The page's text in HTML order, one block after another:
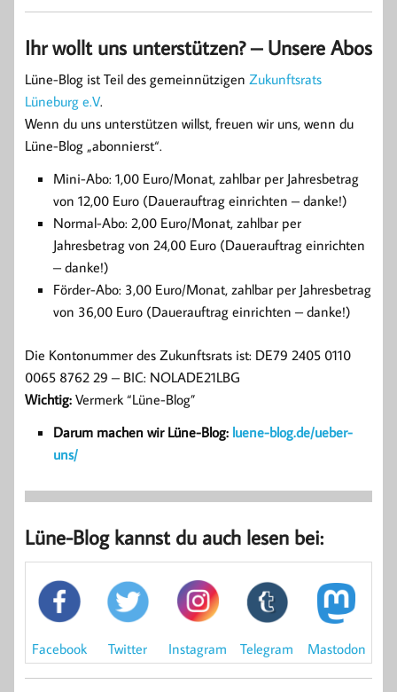
Ihr wollt uns unterstützen? – Unsere Abos
Lüne-Blog ist Teil des gemeinnützigen Zukunftsrats
Lüneburg e.V.
Wenn du uns unterstützen willst, freuen wir uns, wenn du
Lüne-Blog „abonnierst“.
Mini-Abo: 1,00 Euro/Monat, zahlbar per Jahresbetrag
von 12,00 Euro (Dauerauftrag einrichten – danke!)
Normal-Abo: 2,00 Euro/Monat, zahlbar per
Jahresbetrag von 24,00 Euro (Dauerauftrag einrichten
– danke!)
Förder-Abo: 3,00 Euro/Monat, zahlbar per Jahresbetrag
von 36,00 Euro (Dauerauftrag einrichten – danke!)
Die Kontonummer des Zukunftsrats ist: DE79 2405 0110
0065 8762 29 – BIC: NOLADE21LBG
Wichtig: Vermerk “Lüne-Blog”
Darum machen wir Lüne-Blog: luene-blog.de/ueber-
uns/
Lüne-Blog kannst du auch lesen bei:
Facebook Twitter Instagram Telegram Mastodon